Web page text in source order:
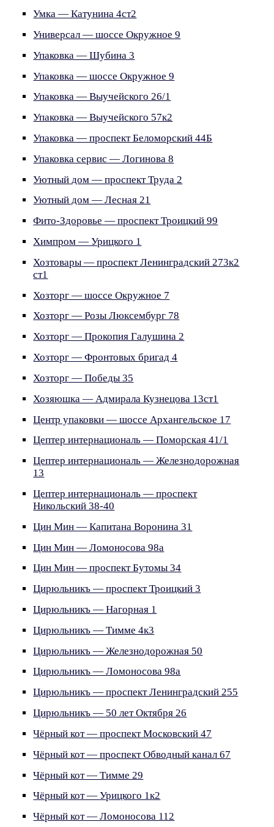
Умка — Катунина 4ст2
Универсал — шоссе Окружное 9
Упаковка — Шубина 3
Упаковка — шоссе Окружное 9
Упаковка — Выучейского 26/1
Упаковка — Выучейского 57к2
Упаковка — проспект Беломорский 44Б
Упаковка сервис — Логинова 8
Уютный дом — проспект Труда 2
Уютный дом — Лесная 21
Фито-Здоровье — проспект Троицкий 99
Химпром — Урицкого 1
Хозтовары — проспект Ленинградский 273к2
ст1
Хозторг — шоссе Окружное 7
Хозторг — Розы Люксембург 78
Хозторг — Прокопия Галушина 2
Хозторг — Фронтовых бригад 4
Хозторг — Победы 35
Хозяюшка — Адмирала Кузнецова 13ст1
Центр упаковки — шоссе Архангельское 17
Цептер интернациональ — Поморская 41/1
Цептер интернациональ — Железнодорожная
13
Цептер интернациональ — проспект
Никольский 38-40
Цин Мин — Капитана Воронина 31
Цин Мин — Ломоносова 98а
Цин Мин — проспект Бутомы 34
Цирюльникъ — проспект Троицкий 3
Цирюльникъ — Нагорная 1
Цирюльникъ — Тимме 4к3
Цирюльникъ — Железнодорожная 50
Цирюльникъ — Ломоносова 98а
Цирюльникъ — проспект Ленинградский 255
Цирюльникъ — 50 лет Октября 26
Чёрный кот — проспект Московский 47
Чёрный кот — проспект Обводный канал 67
Чёрный кот — Тимме 29
Чёрный кот — Урицкого 1к2
Чёрный кот — Ломоносова 112